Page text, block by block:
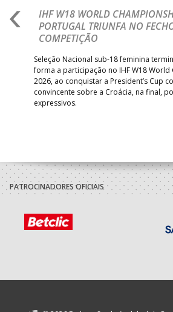
IHF W18 WORLD
PORTUGAL TRIUNFA NO
COMPETIÇÃO
Seleção Nacional sub-18 feminina
forma a participação no IHF W18 World
2026, ao conquistar a President’s Cup
convincente sobre a Croácia, na final,
expressivos.
PATROCINADORES OFICIAIS